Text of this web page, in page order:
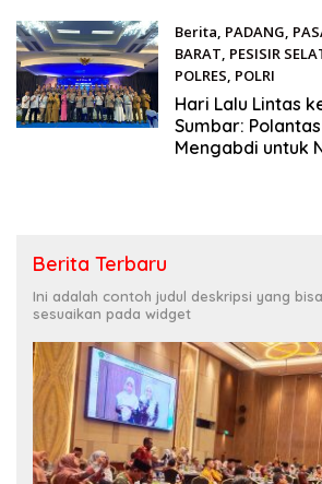
Berita, PADANG,
BARAT, PESISIR
POLRES, POLRI
September 23, 2025
Hari Lalu Lintas
Sumbar:
Mengabdi untuk
Berita Terbaru
Ini adalah contoh judul deskripsi yang
sesuaikan pada widget